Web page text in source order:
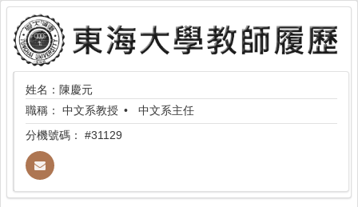
姓名：陳慶元
職稱： 中文系教授
中文系主任
分機號碼： #31129